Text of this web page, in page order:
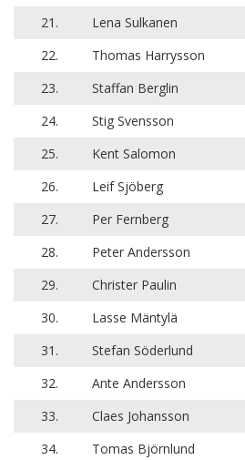
21.
Lena Sulkanen
22.
Thomas Harrysson
23.
Staffan Berglin
24.
Stig Svensson
25.
Kent Salomon
26.
Leif Sjöberg
27.
Per Fernberg
28.
Peter Andersson
29.
Christer Paulin
30.
Lasse Mäntylä
31.
Stefan Söderlund
32.
Ante Andersson
33.
Claes Johansson
34.
Tomas Björnlund